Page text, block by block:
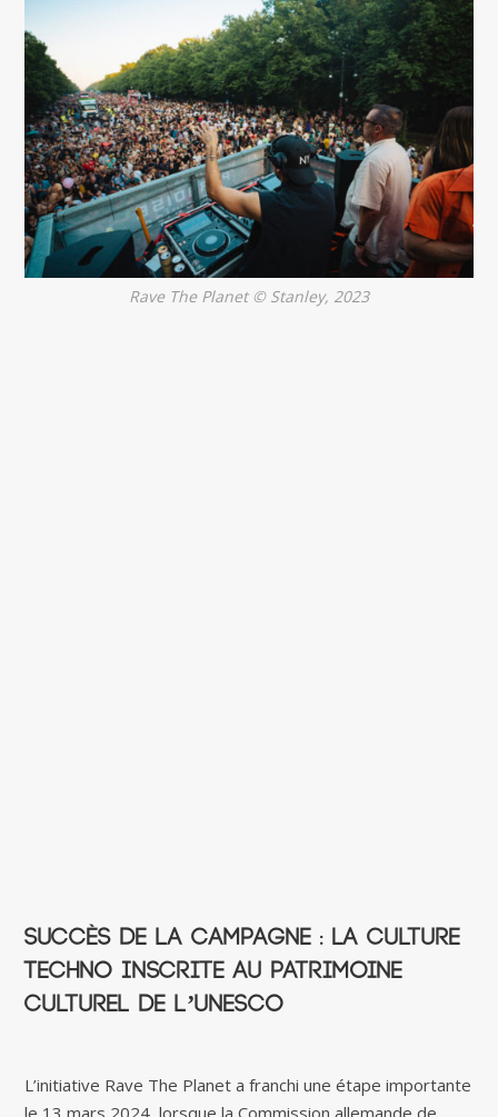
Rave The Planet © Stanley, 2023
Succès de la campagne : La culture
Techno Inscrite au Patrimoine
culturel de l’UNESCO
L’initiative Rave The Planet a franchi une étape importante
le 13 mars 2024, lorsque la Commission allemande de